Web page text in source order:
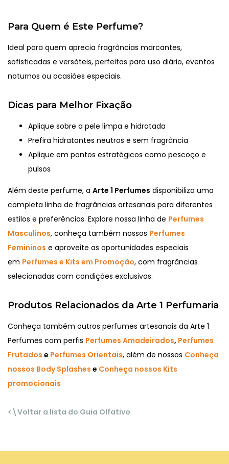
Para Quem é Este Perfume?
Ideal para quem aprecia fragrâncias marcantes,
sofisticadas e versáteis, perfeitas para uso diário, eventos
noturnos ou ocasiões especiais.
Dicas para Melhor Fixação
Aplique sobre a pele limpa e hidratada
Prefira hidratantes neutros e sem fragrância
Aplique em pontos estratégicos como pescoço e
pulsos
Além deste perfume, a Arte 1 Perfumes disponibiliza uma
completa linha de fragrâncias artesanais para diferentes
estilos e preferências. Explore nossa linha de Perfumes
Masculinos, conheça também nossos Perfumes
Femininos e aproveite as oportunidades especiais
em Perfumes e Kits em Promoção, com fragrâncias
selecionadas com condições exclusivas.
Produtos Relacionados da Arte 1 Perfumaria
Conheça também outros perfumes artesanais da Arte 1
Perfumes com perfis Perfumes Amadeirados, Perfumes
Frutados e Perfumes Orientais, além de nossos Conheça
nossos Body Splashes e Conheça nossos Kits
promocionais
<\Voltar a lista do Guia Olfativo